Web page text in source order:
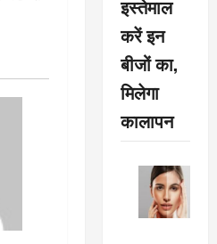
इस्तेमाल
करें इन
बीजों का,
मिलेगा
कालापन